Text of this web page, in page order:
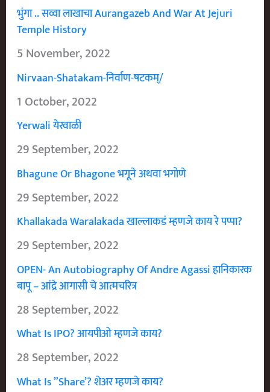
भुंगा .. सव्वा लाखाचा Aurangazeb And War At Jejuri
Temple History
5 November, 2022
Nirvaan-Shatakam-निर्वाण-षटकम्/
1 October, 2022
Yerwali येरवाळी
29 September, 2022
Bhagune Or Bhagone भगूने अथवा भगोणे
29 September, 2022
Khallakada Waralakada खाल्लाकडं म्हणजे काय रे पप्पा?
29 September, 2022
OPEN- An Autobiography Of Andre Agassi हानिकारक
बापू – आंद्रे आगासी चे आत्मचरित्र
28 September, 2022
What Is IPO? आयपीओ म्हणजे काय?
28 September, 2022
What Is ”Share’? शेअर म्हणजे काय?